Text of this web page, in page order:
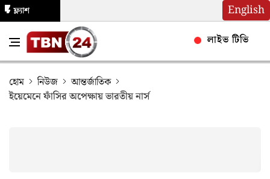
English
ফ্ল্যাশ
লাইভ টিভি
হোম নিউজ
আন্তর্জাতিক
ইয়েমেনে ফাঁসির অপেক্ষায় ভারতীয় নার্স